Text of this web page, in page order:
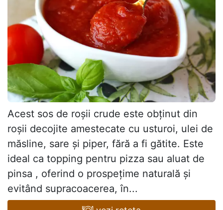
Acest sos de roșii crude este obținut din
roșii decojite amestecate cu usturoi, ulei de
măsline, sare și piper, fără a fi gătite. Este
ideal ca topping pentru pizza sau aluat de
pinsa , oferind o prospețime naturală și
evitând supracoacerea, în...